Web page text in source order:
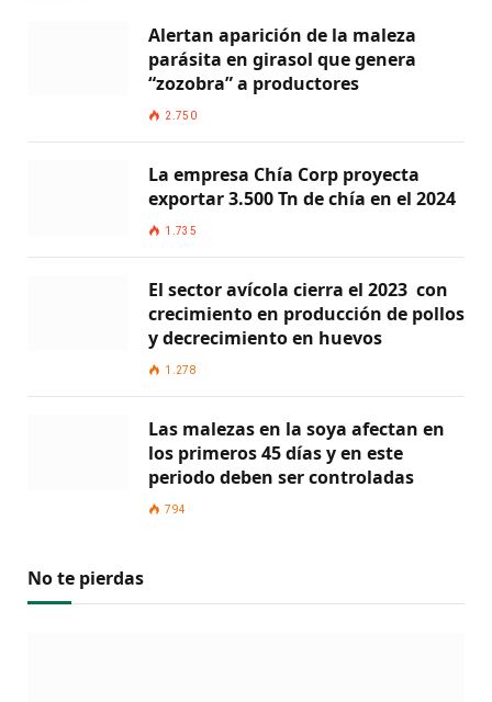
Alertan aparición de la maleza
parásita en girasol que genera
“zozobra” a productores
2.750
La empresa Chía Corp proyecta
exportar 3.500 Tn de chía en el 2024
1.735
El sector avícola cierra el 2023 con
crecimiento en producción de pollos
y decrecimiento en huevos
1.278
Las malezas en la soya afectan en
los primeros 45 días y en este
periodo deben ser controladas
794
No te pierdas